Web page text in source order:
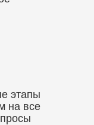
этапы
на все